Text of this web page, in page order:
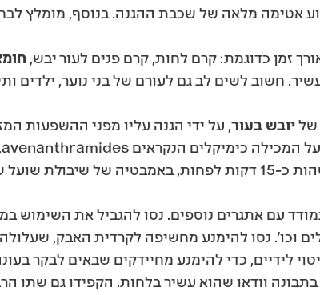
אטימה מלאה של שכבת ההגנה. בנוסף, מומלץ
זמן כדוגמת: קרם לחות, קרם פנים לעור יבש,
חשוב לשים לב גם לעורם של בני נוער, ילדים
יובש בעור, על ידי הגנה עליו מפני ההשפעות
הסביבה. אם החלטתם לשהות באמבט חמים בכל זאת, השתמשו בשיבולת שועל המכילה כימיקלים הנקראים avenanthramides,
הנלחמים בדלקת ואדמומיות. זהו פתרון נהדר למצב של יובש בעור. מומלץ לשהות כ-15 דקות לפחות, באמבטיה של
עם אתגרים נוספים. נסו להגביל את השימוש
וכו’. נסו להימנע מחשיפה לקרדית האבק,
לידיים, כדי להימנע מחיידקים שבאים לבקר
וודאו שהוא עשיר בלחות. הקפידו גם שתו